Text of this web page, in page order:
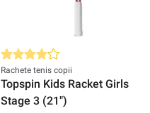
Evaluarea medie de 4 din 5 stele
Rachete tenis copii
Topspin Kids Racket Girls
Stage 3 (21")